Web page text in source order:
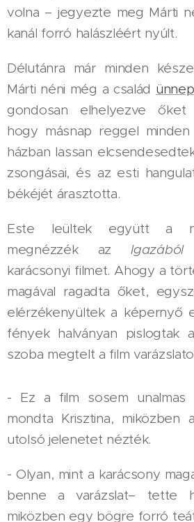
volna – jegyezte meg Márti
kanál forró halászléért nyúlt.
Délutánra már minden
Márti néni még a család
gondosan elhelyezve őket
hogy másnap reggel
házban lassan
zsongásai, és az esti
békéjét árasztotta.
Este leültek együtt a
megnézzék azIgazából
karácsonyi filmet. Ahogy a
magával ragadta őket,
elérzékenyültek a képernyő
fények halványan pislogtak
szoba megtelt a film
- Ez a film sosem unalmas
mondta Krisztina, miközben
utolsó jelenetet nézték.
- Olyan, mint a karácsony
benne a varázslat– tette
miközben egy bögre forró